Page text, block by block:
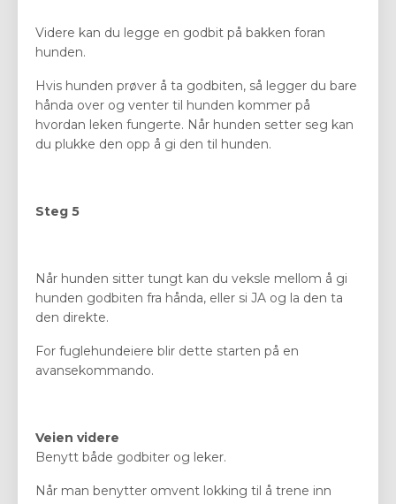
Videre kan du legge en godbit på bakken foran
hunden.
Hvis hunden prøver å ta godbiten, så legger du bare
hånda over og venter til hunden kommer på
hvordan leken fungerte. Når hunden setter seg kan
du plukke den opp å gi den til hunden.
Steg 5
Når hunden sitter tungt kan du veksle mellom å gi
hunden godbiten fra hånda, eller si JA og la den ta
den direkte.
For fuglehundeiere blir dette starten på en
avansekommando.
Veien videre
Benytt både godbiter og leker.
Når man benytter omvent lokking til å trene inn